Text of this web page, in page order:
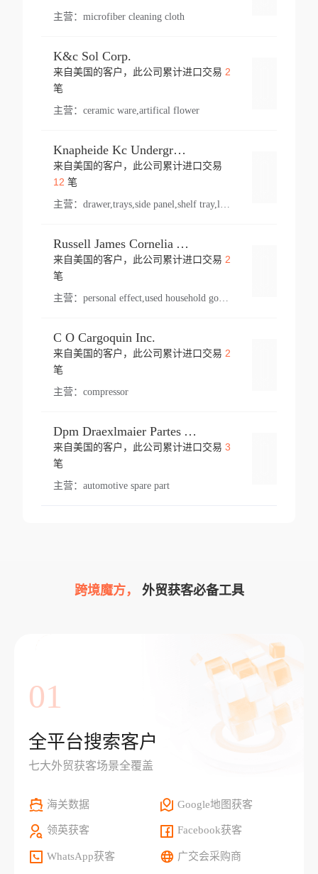
主营： microfiber cleaning cloth
K&c Sol Corp.
来自美国的客户，此公司累计进口交易 2
笔
主营： ceramic ware,artifical flower
Knapheide Kc Underground
来自美国的客户，此公司累计进口交易
12 笔
主营：
Russell James Cornelia Arlington Va
来自美国的客户，此公司累计进口交易 2
笔
主营： personal effect,used household goods
C O Cargoquin Inc.
来自美国的客户，此公司累计进口交易 2
笔
主营： compressor
Dpm Draexlmaier Partes Automotrices Corr Ind Huejotzingo
来自美国的客户，此公司累计进口交易 3
笔
主营： automotive spare part
跨境魔方， 外贸获客必备工具
01
全平台搜索客户
七大外贸获客场景全覆盖
海关数据 Google地图获客
领英获客 Facebook获客
WhatsApp获客 广交会采购商